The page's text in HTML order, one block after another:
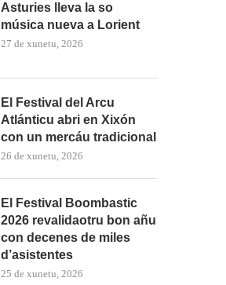
Asturies lleva la so
música nueva a Lorient
27 de xunetu, 2026
El Festival del Arcu
Atlánticu abri en Xixón
con un mercáu tradicional
26 de xunetu, 2026
El Festival Boombastic
2026 revalidaotru bon añu
con decenes de miles
d’asistentes
25 de xunetu, 2026